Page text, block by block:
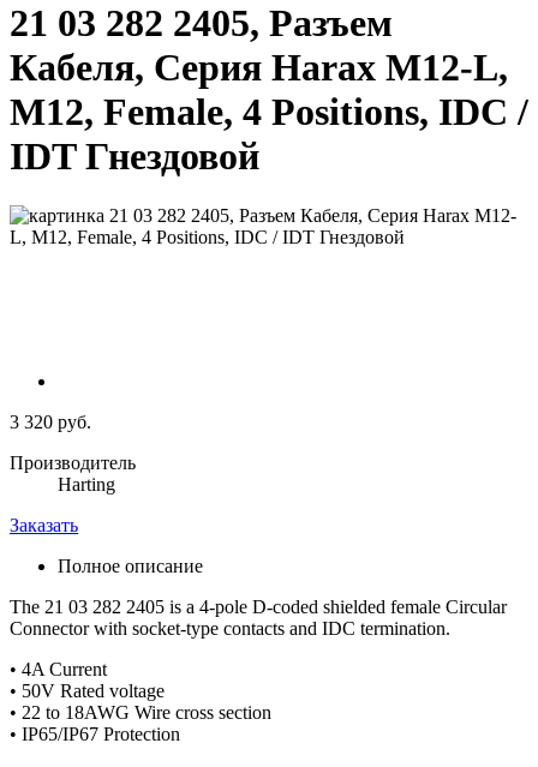
21 03 282 2405, Разъем
Кабеля, Серия Harax M12-L,
M12, Female, 4 Positions, IDC /
IDT Гнездовой
3 320 руб.
Производитель
Harting
Заказать
Полное описание
The 21 03 282 2405 is a 4-pole D-coded shielded female Circular
Connector with socket-type contacts and IDC termination.
• 4A Current
• 50V Rated voltage
• 22 to 18AWG Wire cross section
• IP65/IP67 Protection